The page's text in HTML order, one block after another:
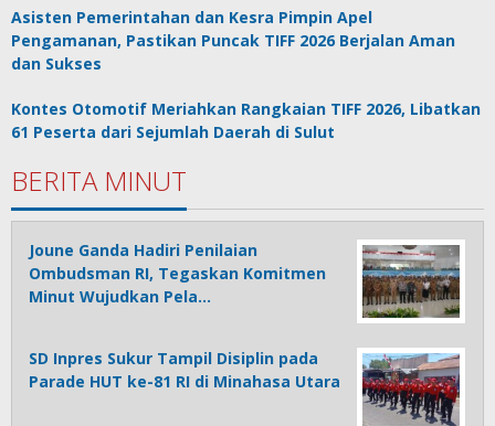
Asisten Pemerintahan dan Kesra Pimpin Apel
Pengamanan, Pastikan Puncak TIFF 2026 Berjalan Aman
dan Sukses
Kontes Otomotif Meriahkan Rangkaian TIFF 2026, Libatkan
61 Peserta dari Sejumlah Daerah di Sulut
BERITA MINUT
Joune Ganda Hadiri Penilaian
Ombudsman RI, Tegaskan Komitmen
Minut Wujudkan Pela…
SD Inpres Sukur Tampil Disiplin pada
Parade HUT ke-81 RI di Minahasa Utara